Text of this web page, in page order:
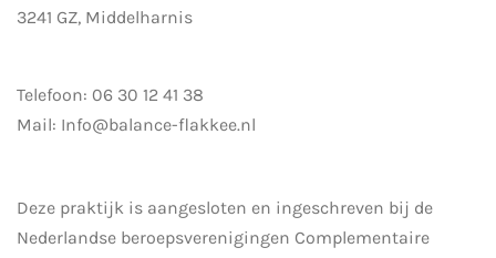
3241 GZ, Middelharnis
Telefoon: 06 30 12 41 38
Mail: Info@balance-flakkee.nl
Deze praktijk is aangesloten en ingeschreven bij de
Nederlandse beroepsverenigingen Complementaire